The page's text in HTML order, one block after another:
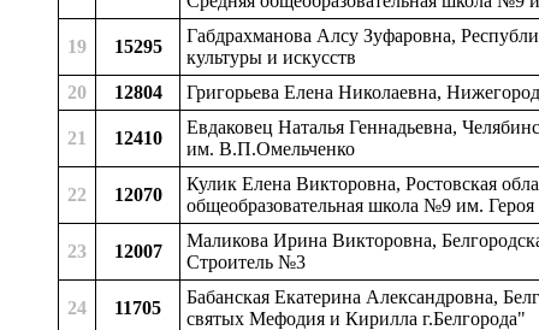
19 15295
Габдрахманова Алсу Зуфаровна,
культуры и искусств
20
12804 Григорьева Елена Николаевна,
21 12410
Евдаковец Наталья Геннадьевна,
им. В.П.Омельченко
22 12070
Кулик Елена Викторовна, Ростовская
общеобразовательная школа №9 им.
23 12007
Маликова Ирина Викторовна,
Строитель №3
24 11705
Бабанская Екатерина Александровна,
святых Мефодия и Кирилла г.Белгорода"